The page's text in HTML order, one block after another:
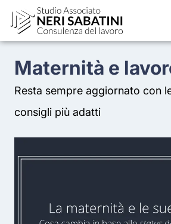
Maternità e
Resta sempre aggiornato con
consigli più adatti